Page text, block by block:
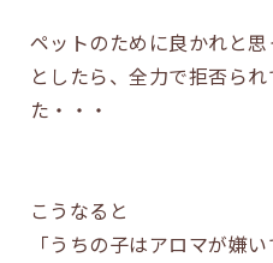
ペットのために良かれと
としたら、全力で拒否ら
た・・・
こうなると
「うちの子はアロマが嫌